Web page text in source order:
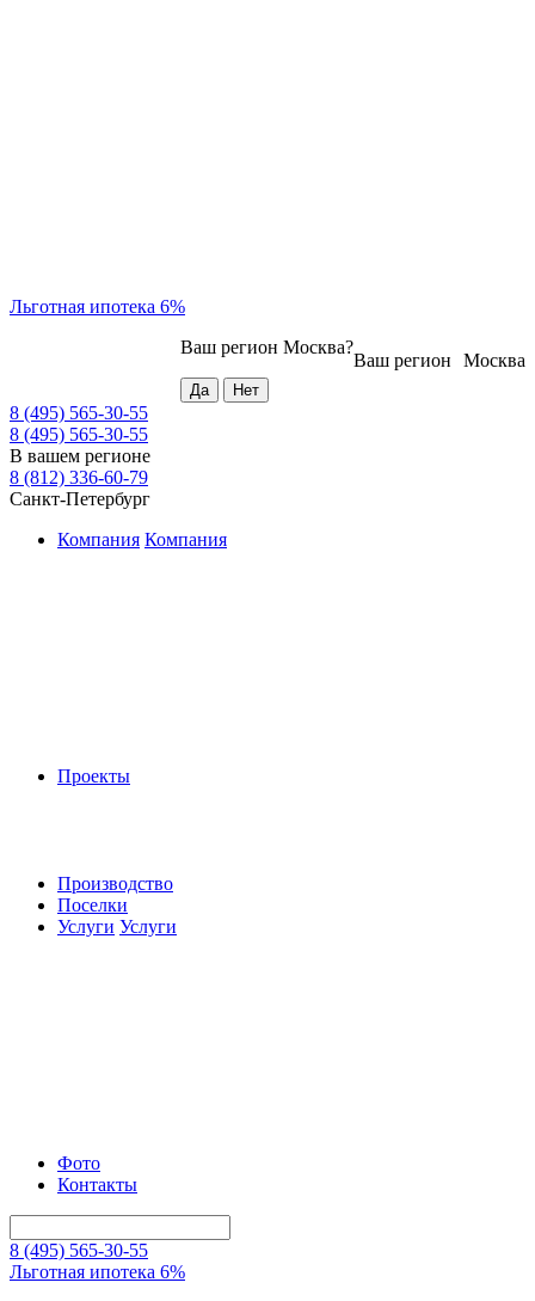
Льготная ипотека 6%
Москва
Ваш регион
Ваш регион Москва?
8 (495) 565-30-55
8 (495) 565-30-55
В вашем регионе
8 (812) 336-60-79
Санкт-Петербург
Компания Компания
Проекты
Производство
Поселки
Услуги Услуги
Фото
Контакты
8 (495) 565-30-55
Льготная ипотека 6%